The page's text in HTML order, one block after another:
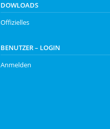
DOWLOADS
Offizielles
BENUTZER – LOGIN
Anmelden